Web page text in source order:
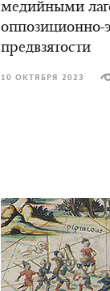
медийными
оппозиционно-
предвзятости
10 ОКТЯБРЯ 2023